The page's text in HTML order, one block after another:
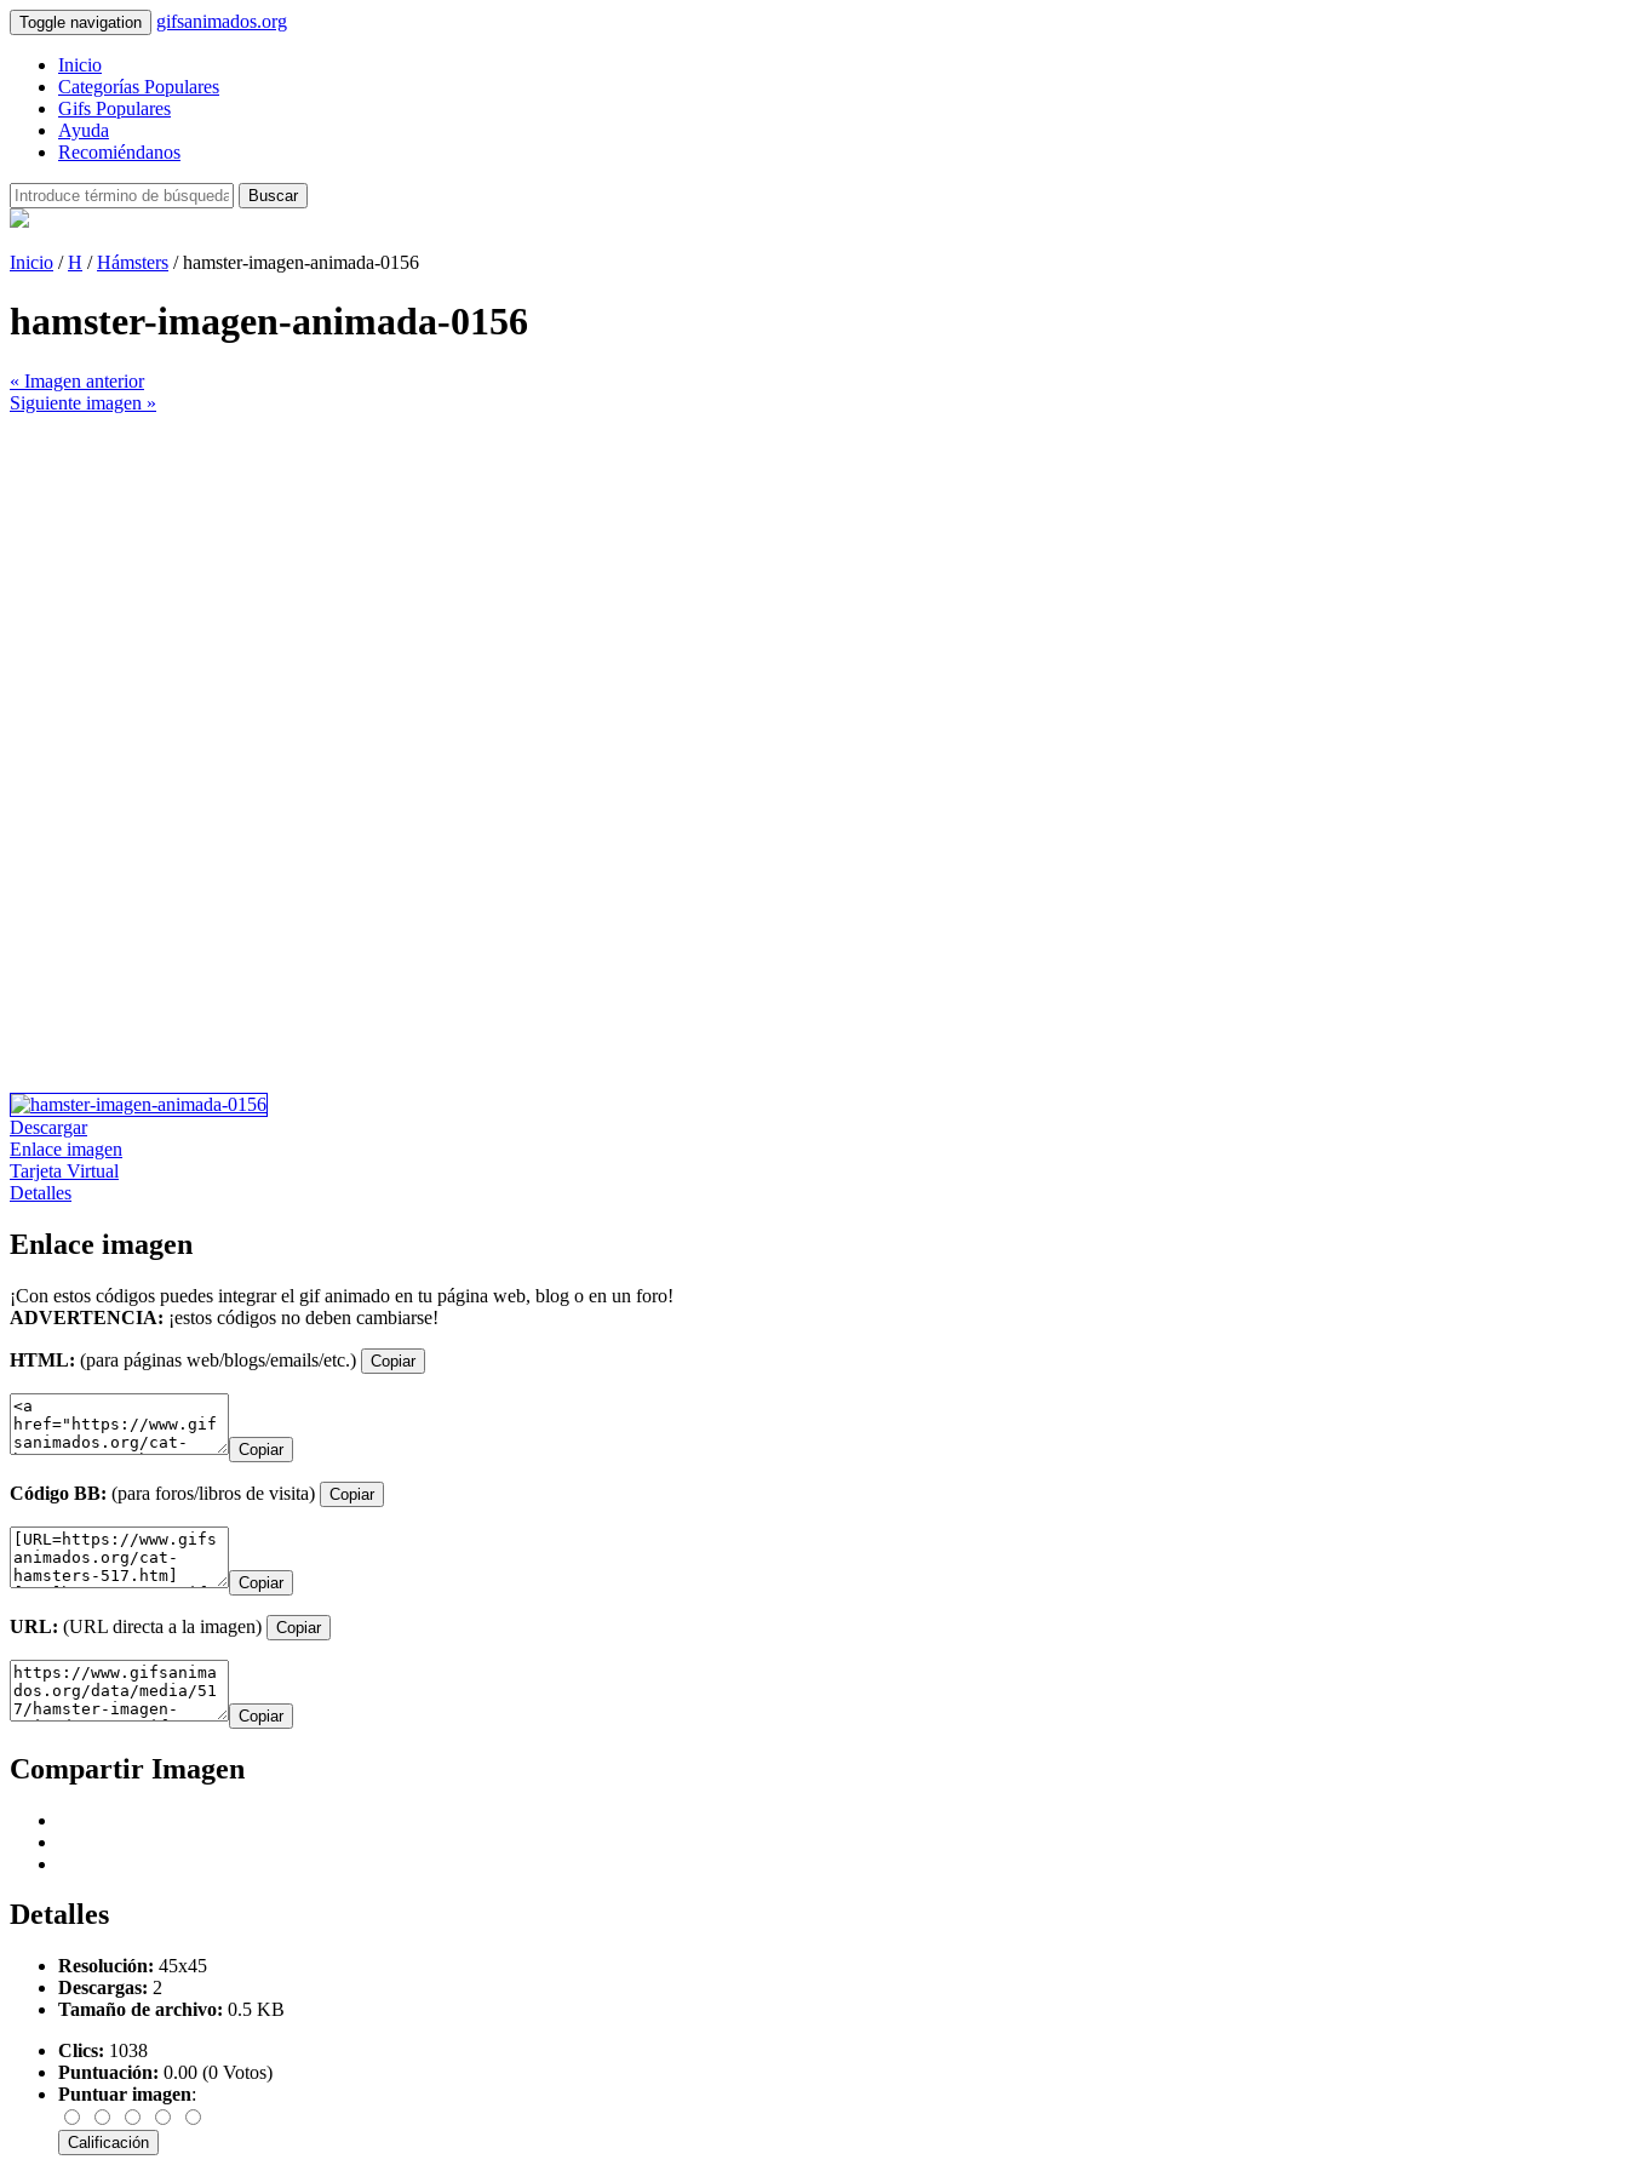
Toggle navigation gifsanimados.org
Inicio
Categorías Populares
Gifs Populares
Ayuda
Recomiéndanos
Buscar
Inicio /H /Hámsters / hamster-imagen-animada-0156
hamster-imagen-animada-0156
« Imagen anterior
Siguiente imagen »
Descargar
Enlace imagen
Tarjeta Virtual
Detalles
Enlace imagen
¡Con estos códigos puedes integrar el gif animado en tu página web, blog o en un foro!
ADVERTENCIA: ¡estos códigos no deben cambiarse!
HTML: (para páginas web/blogs/emails/etc.) Copiar
Copiar
Código BB: (para foros/libros de visita) Copiar
Copiar
URL: (URL directa a la imagen) Copiar
Copiar
Compartir Imagen
Detalles
Resolución: 45x45
Descargas: 2
Tamaño de archivo: 0.5 KB
Clics: 1038
Puntuación: 0.00 (0 Votos)
Puntuar imagen: